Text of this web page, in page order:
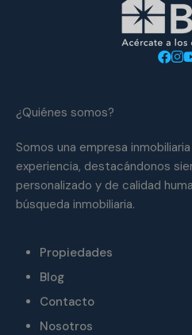
¿Quiénes somos?
Somos una empresa
experiencia, destacándonos
personalizado y de calidad
búsqueda inmobiliaria.
Propiedades
Blog
Contacto
Nosotros